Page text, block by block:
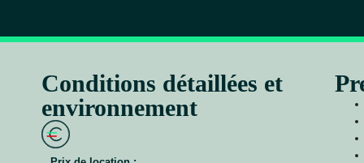
Conditions détaillées et
environnement